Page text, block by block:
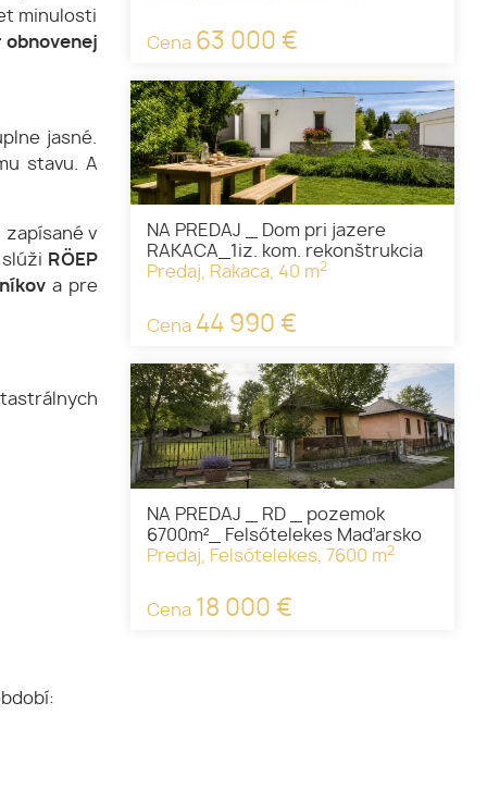
minulosti
obnovenej
jasné.
stavu. A
zapísané v
RÖEP
a pre
Cena 63 000 €
NA PREDAJ _ Dom pri jazere
RAKACA_1iz. kom. rekonštrukcia
Predaj, Rakaca, 40 m2
Cena 44 990 €
NA PREDAJ _ RD _ pozemok
6700m²_ Felsőtelekes Maďarsko
Predaj, Felsőtelekes, 7600 m2
Cena 18 000 €